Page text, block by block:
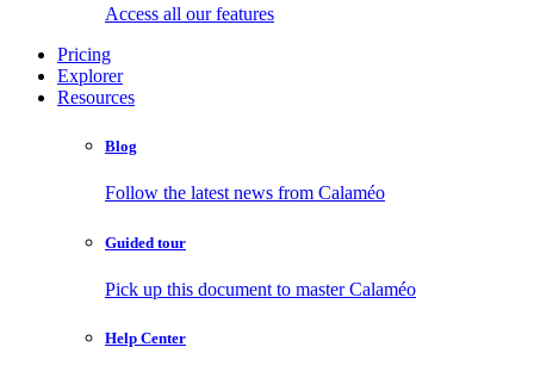
Access all our features
Pricing
Explorer
Resources
Blog
Follow the latest news from Calaméo
Guided tour
Pick up this document to master Calaméo
Help Center